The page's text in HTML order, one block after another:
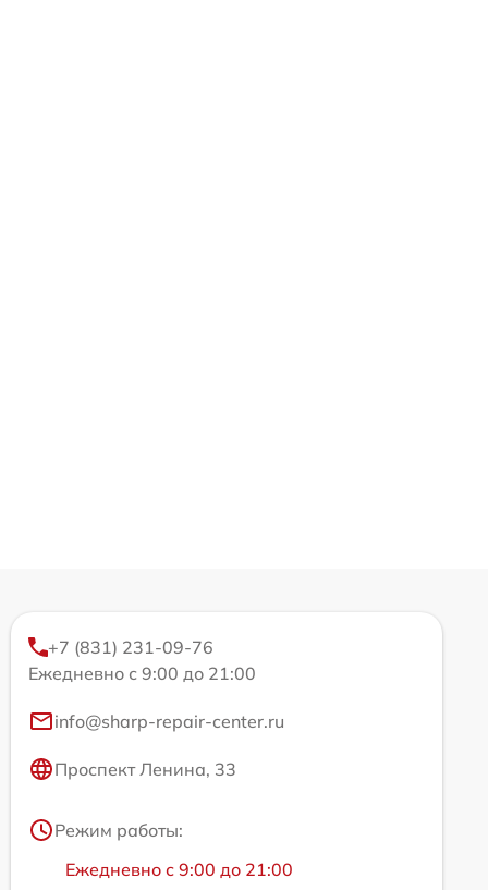
+7 (831) 231-09-76
Ежедневно с 9:00 до 21:00
info@sharp-repair-center.ru
Проспект Ленина, 33
Режим работы:
Ежедневно с 9:00 до 21:00